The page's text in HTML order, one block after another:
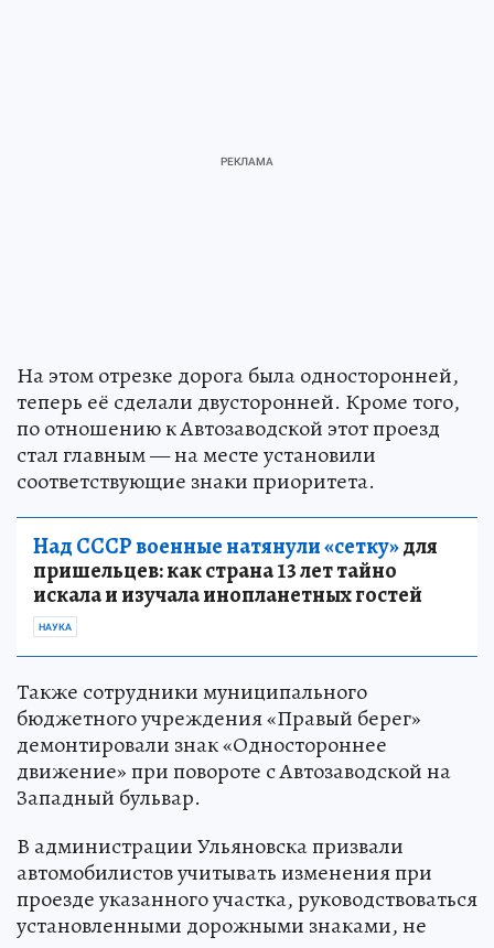
На этом отрезке дорога была односторонней,
теперь её сделали двусторонней. Кроме того,
по отношению к Автозаводской этот проезд
стал главным — на месте установили
соответствующие знаки приоритета.
Над СССР военные натянули «сетку»для
пришельцев: как страна 13 лет тайно
искала и изучала инопланетных гостей
НАУКА
Также сотрудники муниципального
бюджетного учреждения «Правый берег»
демонтировали знак «Одностороннее
движение» при повороте с Автозаводской на
Западный бульвар.
В администрации Ульяновска призвали
автомобилистов учитывать изменения при
проезде указанного участка, руководствоваться
установленными дорожными знаками, не